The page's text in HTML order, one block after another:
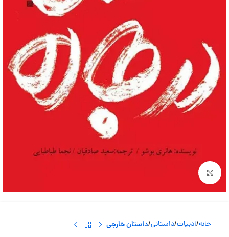
بزرگنمایی تصویر
خانه ادبیات داستانی داستان خارجی